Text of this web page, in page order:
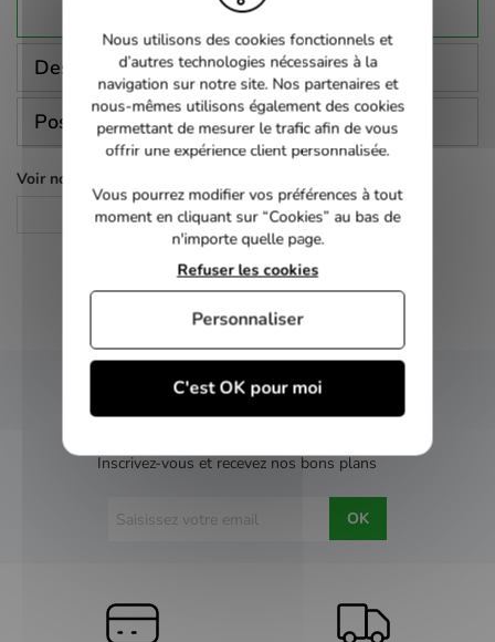
Description
Poser une question
Voir nos autres pages :
CD Audio
NEWSLETTER
Inscrivez-vous et recevez nos bons plans
OK
Nous utilisons des cookies fonctionnels et
d’autres technologies nécessaires à la
navigation sur notre site. Nos partenaires et
nous-mêmes utilisons également des cookies
permettant de mesurer le trafic afin de vous
offrir une expérience client personnalisée.
Vous pourrez modifier vos préférences à tout
moment en cliquant sur “Cookies” au bas de
n'importe quelle page.
C'est OK pour moi
Refuser les cookies
Personnaliser